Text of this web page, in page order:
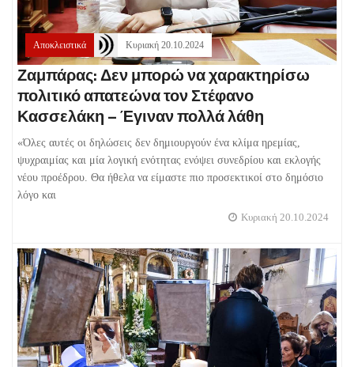
Αποκλειστικά Κυριακή 20.10.2024
Ζαμπάρας: Δεν μπορώ να χαρακτηρίσω
πολιτικό απατεώνα τον Στέφανο
Κασσελάκη – Έγιναν πολλά λάθη
«Όλες αυτές οι δηλώσεις δεν δημιουργούν ένα κλίμα ηρεμίας,
ψυχραιμίας και μία λογική ενότητας ενόψει συνεδρίου και εκλογής
νέου προέδρου. Θα ήθελα να είμαστε πιο προσεκτικοί στο δημόσιο
λόγο και
Κυριακή 20.10.2024